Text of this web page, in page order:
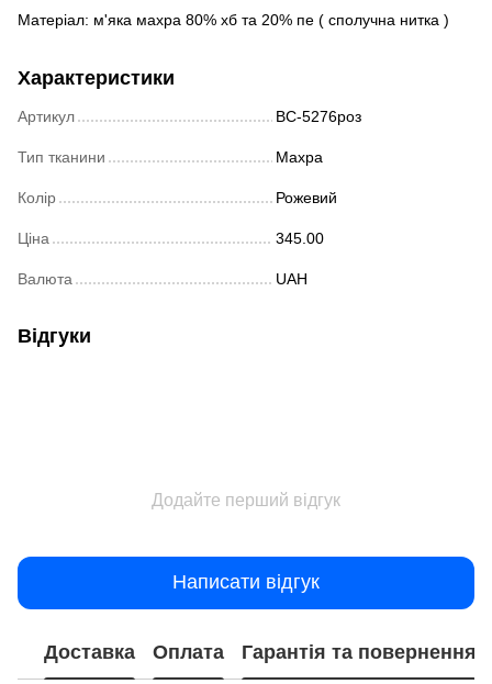
Матеріал: м'яка махра 80% хб та 20% пе ( сполучна нитка )
Характеристики
Артикул ВС-5276роз
Тип тканини Махра
Колір Рожевий
Ціна 345.00
Валюта UAH
Відгуки
Додайте перший відгук
Написати відгук
Доставка Оплата Гарантія та повернення